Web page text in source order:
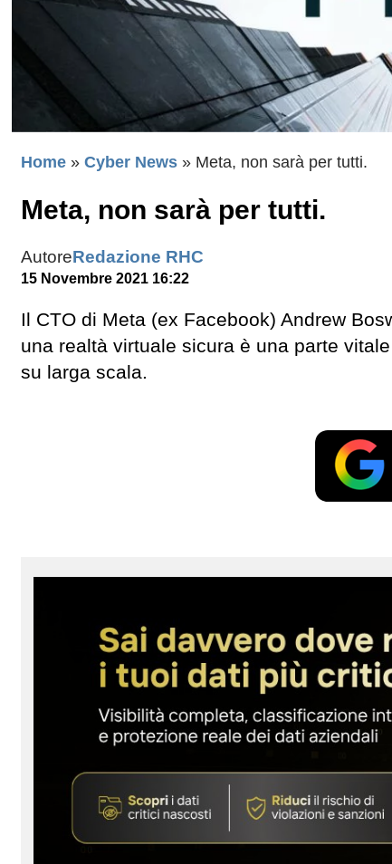
Home » Cyber News » Meta, non sarà per tutti.
Meta, non sarà per tutti.
AutoreRedazione RHC
15 Novembre 2021 16:22
Il CTO di Meta (ex Facebook) Andrew
una realtà virtuale sicura è una parte
su larga scala.